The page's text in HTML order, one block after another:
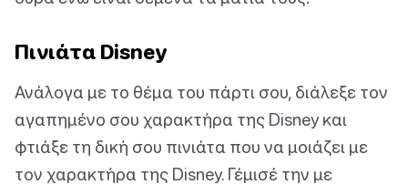
Πινιάτα Disney
Ανάλογα με το θέμα του πάρτι σου, διάλεξε τον
αγαπημένο σου χαρακτήρα της Disney και
φτιάξε τη δική σου πινιάτα που να μοιάζει με
τον χαρακτήρα της Disney. Γέμισέ την με